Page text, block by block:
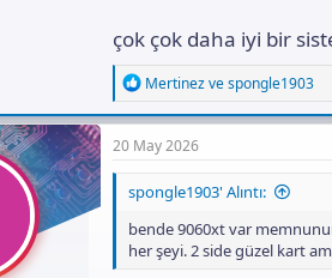
çok çok daha iyi bir
R
e
a
c
t
o
s
:
Mertinezvespongle1903
20 May 2026
spongle1903' Alıntı:
bende 9060xt var
her şeyi. 2 side güzel kart